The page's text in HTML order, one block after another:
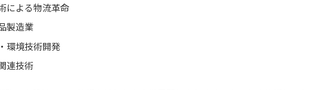
による物流革命
製造業
環境技術開発
連技術